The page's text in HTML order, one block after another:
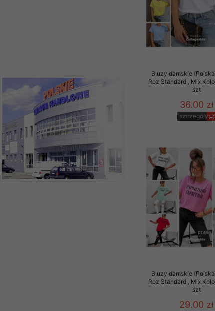
Bluzy damskie
Roz Standard , Mix
szt
36.00 zł
szczegóły
Bluzy damskie
Roz Standard , Mix
szt
29.00 zł